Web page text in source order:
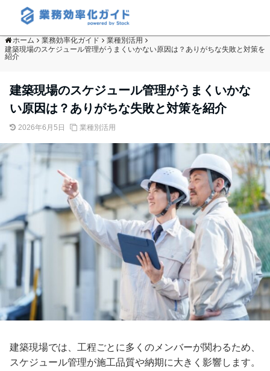
ホーム 業務効率化ガイド
業種別活用
建築現場のスケジュール管理がうまくいかない原因は？ありがちな失敗と対策を
紹介
建築現場のスケジュール管理がうまくいかな
い原因は？ありがちな失敗と対策を紹介
2026年6月5日 業種別活用
建築現場では、工程ごとに多くのメンバーが関わるため、
スケジュール管理が施工品質や納期に大きく影響します。